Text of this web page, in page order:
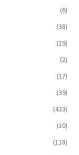
(6)
(38)
(19)
(2)
(17)
(39)
(433)
(10)
(118)